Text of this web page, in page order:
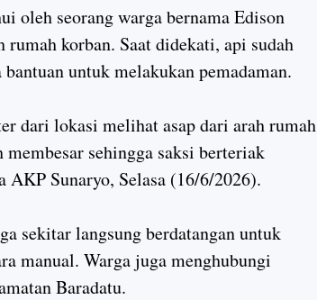
oleh seorang warga bernama Edison
korban. Saat didekati, api sudah
untuk melakukan pemadaman.
dari lokasi melihat asap dari arah rumah
sehingga saksi berteriak
Sunaryo, Selasa (16/6/2026).
sekitar langsung berdatangan untuk
manual. Warga juga menghubungi
Baradatu.